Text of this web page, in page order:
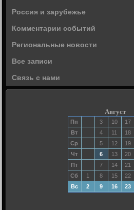
Россия и зарубежье
Комментарии событий
Региональные новости
Все записи
Связь с нами
Август
Пн 3 10 17
Вт
4 11 18
Ср
5 12 19
Чт
6 13 20
Пт
7 14 21
Сб
1 8 15 22
Вс
2 9 16 23